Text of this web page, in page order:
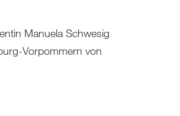
Manuela Schwesig
Vorpommern von